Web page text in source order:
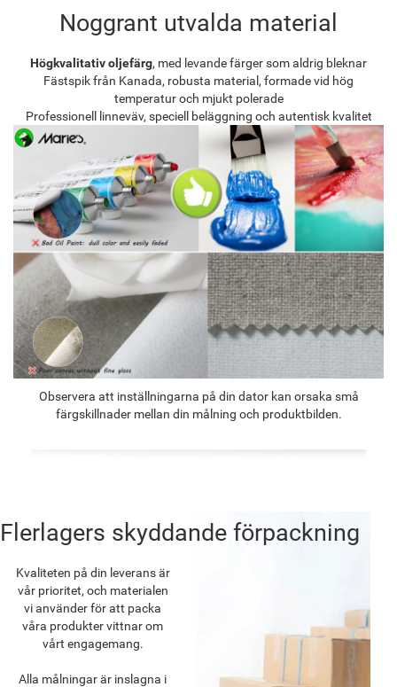
Noggrant utvalda material
Högkvalitativ oljefärg, med levande färger som aldrig bleknar
Fästspik från Kanada, robusta material, formade vid hög
temperatur och mjukt polerade
Professionell linneväv, speciell beläggning och autentisk kvalitet
Observera att inställningarna på din dator kan orsaka små
färgskillnader mellan din målning och produktbilden.
Flerlagers skyddande förpackning
Kvaliteten på din leverans är
vår prioritet, och materialen
vi använder för att packa
våra produkter vittnar om
vårt engagemang.
Alla målningar är inslagna i